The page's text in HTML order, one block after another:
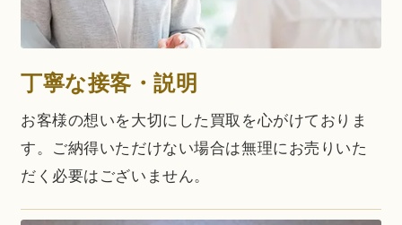
丁寧な接客・説明
お客様の想いを大切にした買取を心がけておりま
す。ご納得いただけない場合は無理にお売りいた
だく必要はございません。